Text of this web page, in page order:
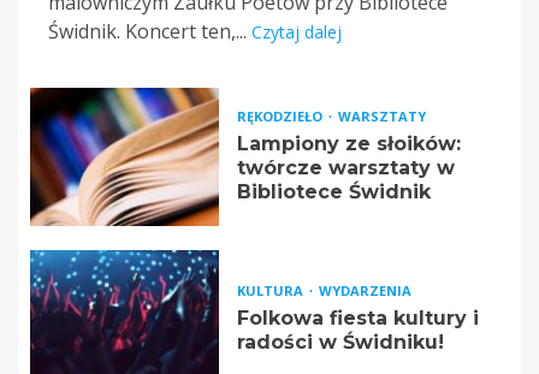
Świdnik. Koncert ten,... Czytaj dalej
RĘKODZIEŁO WARSZTATY
Lampiony ze słoików:
twórcze warsztaty w
Bibliotece Świdnik
KULTURA WYDARZENIA
Folkowa fiesta kultury i
radości w Świdniku!